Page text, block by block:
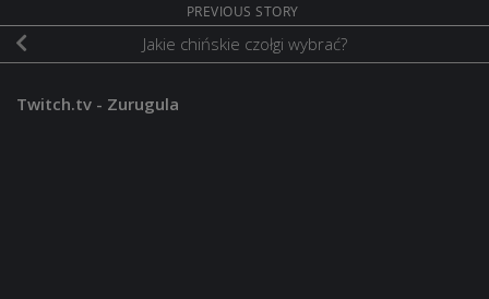
PREVIOUS STORY
Jakie chińskie czołgi wybrać?
Twitch.tv - Zurugula